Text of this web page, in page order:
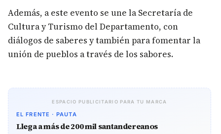
Además, a este evento se une la Secretaría de
Cultura y Turismo del Departamento, con
diálogos de saberes y también para fomentar la
unión de pueblos a través de los sabores.
ESPACIO PUBLICITARIO PARA TU MARCA
EL FRENTE · PAUTA
Llega a más de 200 mil santandereanos